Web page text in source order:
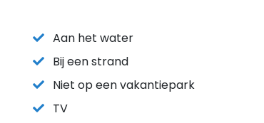
Aan het water
Bij een strand
Niet op een vakantiepark
TV